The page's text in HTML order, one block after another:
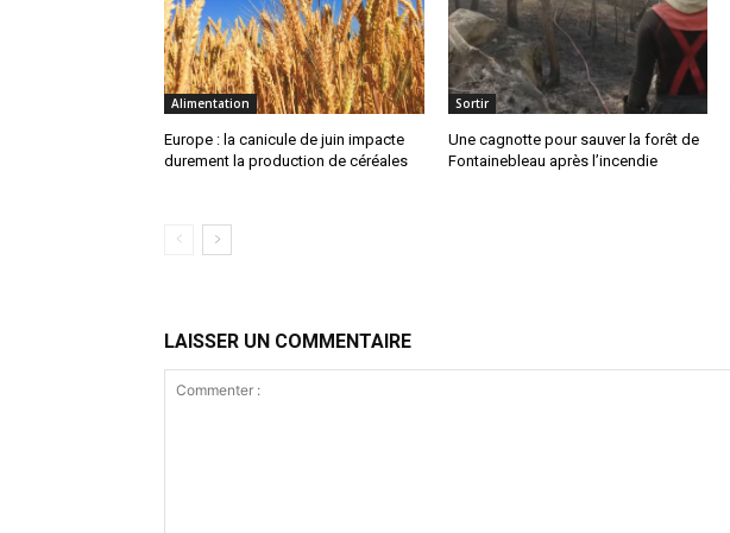
Alimentation
Europe : la canicule de juin impacte
durement la production de céréales
Sortir
Une cagnotte pour sauver la forêt de
Fontainebleau après l’incendie
LAISSER UN COMMENTAIRE